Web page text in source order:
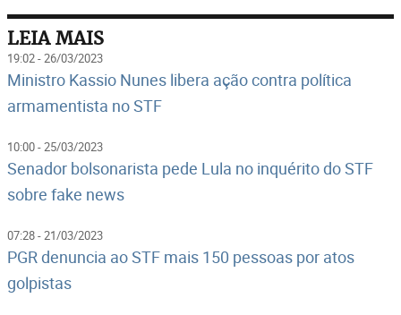
LEIA MAIS
19:02 - 26/03/2023
Ministro Kassio Nunes libera ação contra política
armamentista no STF
10:00 - 25/03/2023
Senador bolsonarista pede Lula no inquérito do STF
sobre fake news
07:28 - 21/03/2023
PGR denuncia ao STF mais 150 pessoas por atos
golpistas